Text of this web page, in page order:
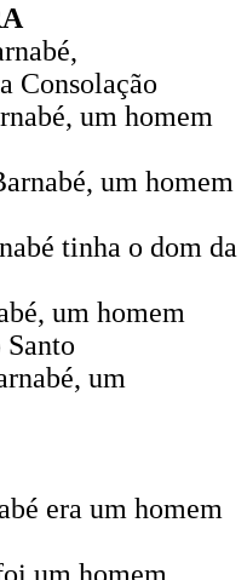
Consolação
um homem
um homem
tinha o dom da
um homem
um
era um homem